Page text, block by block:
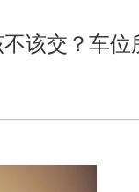
不该交？车